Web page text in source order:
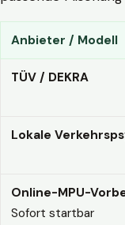
Anbieter / Modell
TÜV / DEKRA
Lokale
Online-MPU-
Sofort startbar